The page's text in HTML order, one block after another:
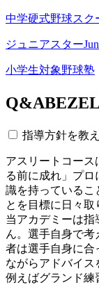
中学硬式野球スク
ジュニアスター
小学生対象野球塾
Q&A
指導方針を教
アスリートコー
る前に成れ」プ
識を持っているこ
とを目標に日々取
当アカデミーは
ん。選手自身で
者は選手自身に合
ながらアドバイス
例えばグランド練